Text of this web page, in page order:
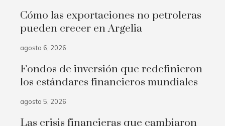
Cómo las exportaciones no petroleras
pueden crecer en Argelia
agosto 6, 2026
Fondos de inversión que redefinieron
los estándares financieros mundiales
agosto 5, 2026
Las crisis financieras que cambiaron